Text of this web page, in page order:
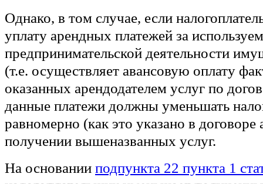
Однако, в том случае, если
уплату арендных платежей за
предпринимательской деятельности
(т.е. осуществляет авансовую оплату
оказанных арендодателем услуг по
данные платежи должны уменьшать
равномерно (как это указано в
получении вышеназванных услуг.
На основании подпункта 22 пункта 1